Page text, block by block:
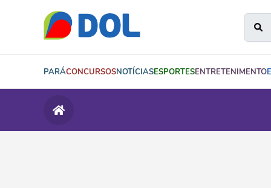
PARÁCONCURSOSNOTÍCIASESPORTESENTRETENIMENTO